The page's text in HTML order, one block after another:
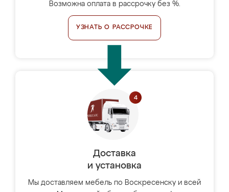
Возможна оплата в рассрочку без %.
УЗНАТЬ О РАССРОЧКЕ
Доставка
и установка
Мы доставляем мебель по Воскресенску и всей